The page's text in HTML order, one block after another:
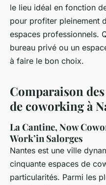
le lieu idéal en fonction
pour profiter pleinement
espaces professionnels.
bureau privé ou un
à faire le bon choix.
Comparaison
de coworking à
La Cantine, Now
Work’in Salorges
Nantes est une ville
cinquante espaces de
particularités. Parmi les